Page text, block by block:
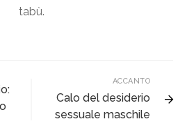
tabù.
ACCANTO
Calo del desiderio
sessuale maschile